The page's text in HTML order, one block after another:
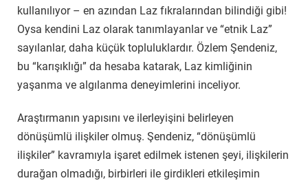
kullanılıyor – en azından Laz fıkralarından bilindiği gibi!
Oysa kendini Laz olarak tanımlayanlar ve “etnik Laz”
sayılanlar, daha küçük topluluklardır. Özlem Şendeniz,
bu “karışıklığı” da hesaba katarak, Laz kimliğinin
yaşanma ve algılanma deneyimlerini inceliyor.
Araştırmanın yapısını ve ilerleyişini belirleyen
dönüşümlü ilişkiler olmuş. Şendeniz, “dönüşümlü
ilişkiler” kavramıyla işaret edilmek istenen şeyi, ilişkilerin
durağan olmadığı, birbirleri ile girdikleri etkileşimin